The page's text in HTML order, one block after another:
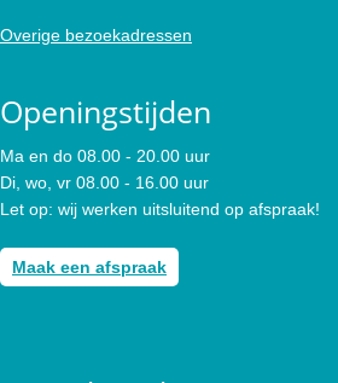
Overige bezoekadressen
Openingstijden
Ma en do 08.00 - 20.00 uur
Di, wo, vr 08.00 - 16.00 uur
Let op: wij werken uitsluitend op afspraak!
Maak een afspraak